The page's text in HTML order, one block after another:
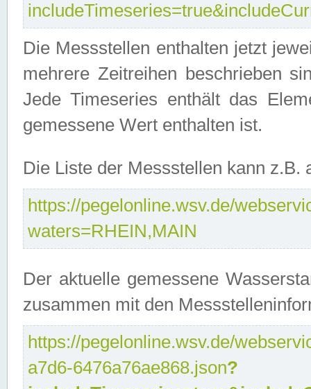
Die Messstellen enthalten jetzt
mehrere Zeitreihen beschrieben
Jede Timeseries enthält das
gemessene Wert enthalten ist.
Die Liste der Messstellen kann
https://pegelonline.wsv.de/
waters=RHEIN,MAIN
Der aktuelle gemessene
zusammen mit den
https://pegelonline.wsv.de/
a7d6-6476a76ae868.json?